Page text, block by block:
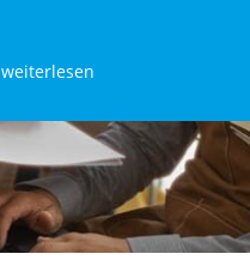
weiterlesen